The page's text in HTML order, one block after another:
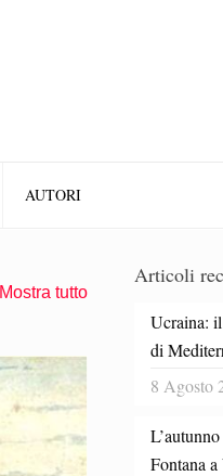
AUTORI
Mostra tutto
Articoli
Ucraina:
di
8 Agosto
Fontana